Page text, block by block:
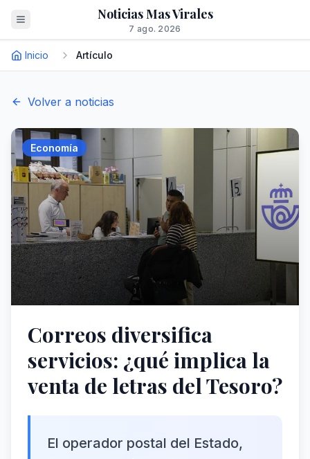
Noticias Mas Virales
7 ago. 2026
Inicio Artículo
Volver a noticias
Economía
Correos diversifica
servicios: ¿qué implica la
venta de letras del Tesoro?
El operador postal del Estado,